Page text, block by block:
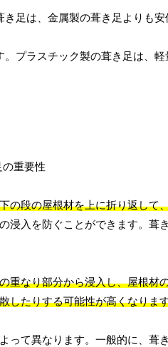
足は、金属製の葺き足よりも安
プラスチック製の葺き足は、
の段の屋根材を上に折り返して
浸入を防ぐことができます。
重なり部分から浸入し、屋根
したりする可能性が高くなりま
って異なります。一般的に、